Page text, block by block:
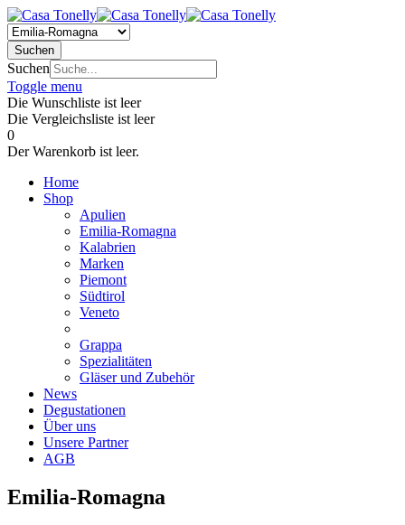
Suchen
Suchen
Toggle menu
Die Wunschliste ist leer
Die Vergleichsliste ist leer
0
Der Warenkorb ist leer.
Home
Shop
Apulien
Emilia-Romagna
Kalabrien
Marken
Piemont
Südtirol
Veneto
Grappa
Spezialitäten
Gläser und Zubehör
News
Degustationen
Über uns
Unsere Partner
AGB
Emilia-Romagna